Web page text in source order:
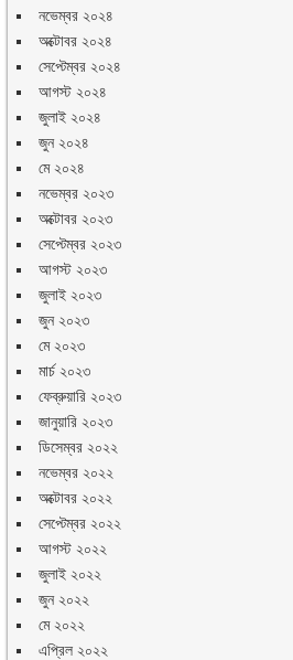
নভেম্বর ২০২৪
অক্টোবর ২০২৪
সেপ্টেম্বর ২০২৪
আগস্ট ২০২৪
জুলাই ২০২৪
জুন ২০২৪
মে ২০২৪
নভেম্বর ২০২৩
অক্টোবর ২০২৩
সেপ্টেম্বর ২০২৩
আগস্ট ২০২৩
জুলাই ২০২৩
জুন ২০২৩
মে ২০২৩
মার্চ ২০২৩
ফেব্রুয়ারি ২০২৩
জানুয়ারি ২০২৩
ডিসেম্বর ২০২২
নভেম্বর ২০২২
অক্টোবর ২০২২
সেপ্টেম্বর ২০২২
আগস্ট ২০২২
জুলাই ২০২২
জুন ২০২২
মে ২০২২
এপ্রিল ২০২২